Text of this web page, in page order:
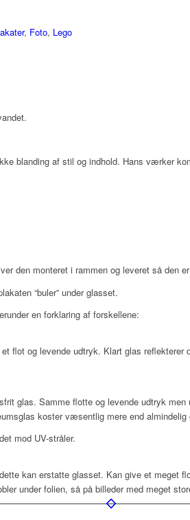
, Foto, Lego
blanding af stil og indhold. Hans værker
den monteret i rammen og leveret så den
“buler” under glasset.
en forklaring af forskellene:
flot og levende udtryk. Klart glas
glas. Samme flotte og levende udtryk
koster væsentlig mere end almindelig
mod UV-stråler.
kan erstatte glasset. Kan give et meget
under folien, så på billeder med meget